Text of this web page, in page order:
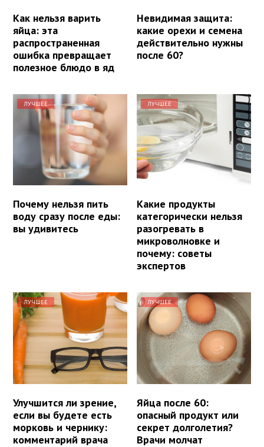
Как нельзя варить
яйца: эта
распространенная
ошибка превращает
полезное блюдо в яд
Невидимая защита:
какие орехи и семена
действительно нужны
после 60?
ЛУЧШЕЕ
Почему нельзя пить
воду сразу после еды:
вы удивитесь
ЛУЧШЕЕ
Какие продукты
категорически нельзя
разогревать в
микроволновке и
почему: советы
экспертов
ЛУЧШЕЕ
Улучшится ли зрение,
если вы будете есть
морковь и чернику:
комментарий врача
ЛУЧШЕЕ
Яйца после 60:
опасный продукт или
секрет долголетия?
Врачи молчат